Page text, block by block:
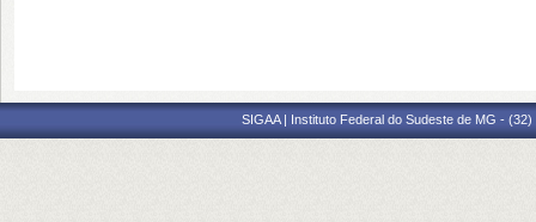
SIGAA | Instituto Federal do Sudeste de MG -